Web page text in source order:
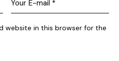
website in this browser for the